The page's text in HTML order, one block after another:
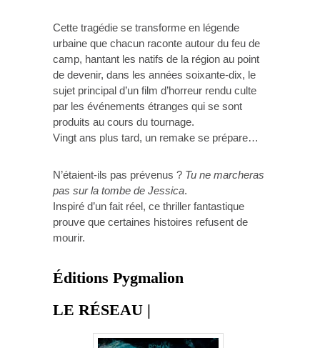
Cette tragédie se transforme en légende
urbaine que chacun raconte autour du feu de
camp, hantant les natifs de la région au point
de devenir, dans les années soixante-dix, le
sujet principal d’un film d’horreur rendu culte
par les événements étranges qui se sont
produits au cours du tournage.
Vingt ans plus tard, un remake se prépare…
N’étaient-ils pas prévenus ? Tu ne marcheras
pas sur la tombe de Jessica.
Inspiré d’un fait réel, ce thriller fantastique
prouve que certaines histoires refusent de
mourir.
Éditions Pygmalion
LE RÉSEAU |